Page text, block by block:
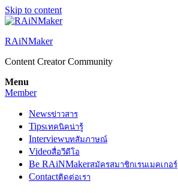
Skip to content
RAiNMaker
Content Creator Community
Menu
Member
Newsข่าวสาร
Tipsเทคนิคน่ารู้
Interviewบทสัมภาษณ์
Videoสื่อวีดีโอ
Be RAiNMakerสมัครสมาชิกเรนเมคเกอร์
Contactติดต่อเรา